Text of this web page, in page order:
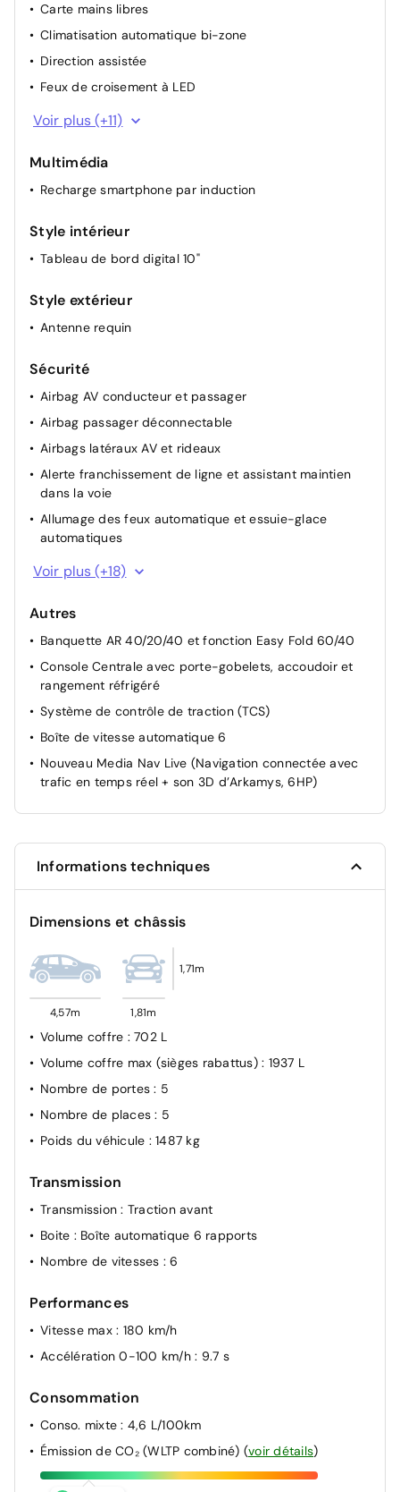
Carte mains libres
Climatisation automatique bi-zone
Direction assistée
Feux de croisement à LED
Hayon électrique
Lève-vitres AV électriques
Plancher de coffre plat
Répétiteurs latéraux à LED
Rétroviseurs extérieurs électriques, dégivrants et
Siège conducteur semi - électrique
Signature lumineuse en "Y" à LED
Volant réglable en hauteur et en profondeur
Volant Soft Feel
Voir plus (+11)
Multimédia
Recharge smartphone par induction
Style intérieur
Tableau de bord digital 10"
Style extérieur
Antenne requin
Sécurité
Airbag AV conducteur et passager
Airbag passager déconnectable
Airbags latéraux AV et rideaux
Alerte franchissement de ligne et assistant maintien
dans la voie
Allumage des feux automatique et essuie-glace
automatiques
Appel SOS (E-call)
Commutation automatique feux de croisement/route
Détection de perte de pression des pneus
Frein de parking électrique
Lunette AR dégivrante
Mode éco
My Safety Switch (bouton de déconnexion des aides à
la conduite)
Reconnaissance des panneaux de signalisation avec
Rétroviseur intérieur jour/nuit
Système de contrôle de trajectoire (ESC) et aide au
Système de fixation Isofix
Système de freinage d'urgence avancé (piéton, deux-
roues et intersection)
Système de surveillance de l'attention du conducteur
Vitres AR surteintées
Voir plus (+18)
Autres
Banquette AR 40/20/40 et fonction Easy Fold 60/40
Console Centrale avec porte-gobelets, accoudoir et
rangement réfrigéré
Système de contrôle de traction (TCS)
Boîte de vitesse automatique 6
Nouveau Media Nav Live (Navigation connectée avec
trafic en temps réel + son 3D d’Arkamys, 6HP)
Informations techniques
Dimensions et châssis
4,57m 1,81m
1,71m
Volume coffre : 702 L
Volume coffre max (sièges rabattus) : 1937 L
Nombre de portes: 5
Nombre de places: 5
Poids du véhicule : 1487 kg
Transmission
Transmission: Traction avant
Boite : Boîte automatique 6 rapports
Nombre de vitesses : 6
Performances
Vitesse max : 180 km/h
Accélération 0-100 km/h : 9.7 s
Consommation
Conso. mixte: 4,6 L/100km
Émission de CO₂ (WLTP combiné) (voir détails)